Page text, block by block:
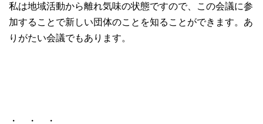
私は地域活動から離れ気味の状態ですので、この会議に参
加することで新しい団体のことを知ることができます。あ
りがたい会議でもあります。
・ ・ ・